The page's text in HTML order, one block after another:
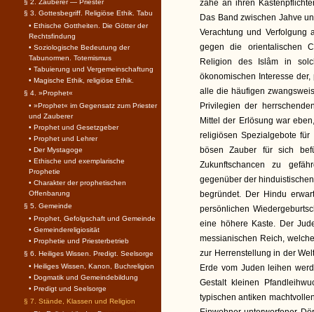
zähe an ihren
Das Band zwischen Jahve
Verachtung und Verfolgung
gegen die orientalischen
Religion des Islâm in
ökonomischen Interesse
alle die häufigen
Privilegien der
Mittel der Erlösung war
religiösen Spezialgebote
bösen Zauber für sich
Zukunftschancen zu
gegenüber der
begründet. Der Hindu
persönlichen
eine höhere Kaste. Der
messianischen Reich,
zur Herrenstellung in der
Erde vom Juden leihen
Gestalt kleinen
typischen antiken
§ 2. Zauberer — Priester
§ 3. Gottesbegriff. Religiöse Ethik. Tabu
• Ethische Gottheiten. Die Götter der
Rechtsfindung
• Soziologische Bedeutung der
Tabunormen. Totemismus
• Tabuierung und Vergemeinschaftung
• Magische Ethik, religiöse Ethik.
§ 4. »Prophet«
• »Prophet« im Gegensatz zum Priester
und Zauberer
• Prophet und Gesetzgeber
• Prophet und Lehrer
• Der Mystagoge
• Ethische und exemplarische
Prophetie
• Charakter der prophetischen
Offenbarung
§ 5. Gemeinde
• Prophet, Gefolgschaft und Gemeinde
• Gemeindereligiosität
• Prophetie und Priesterbetrieb
§ 6. Heiliges Wissen. Predigt. Seelsorge
• Heiliges Wissen, Kanon, Buchreligion
• Dogmatik und Gemeindebildung
• Predigt und Seelsorge
§ 7. Stände, Klassen und Religion